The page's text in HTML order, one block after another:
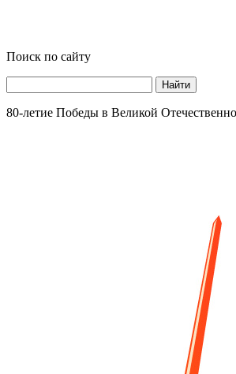
Поиск по сайту
Найти
80-летие Победы в Великой